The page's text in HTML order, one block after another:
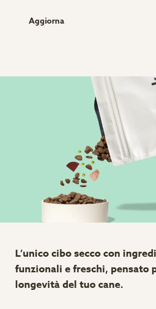
Aggiorna
L’unico cibo secco con
funzionali e freschi, pensato
longevità del tuo cane.